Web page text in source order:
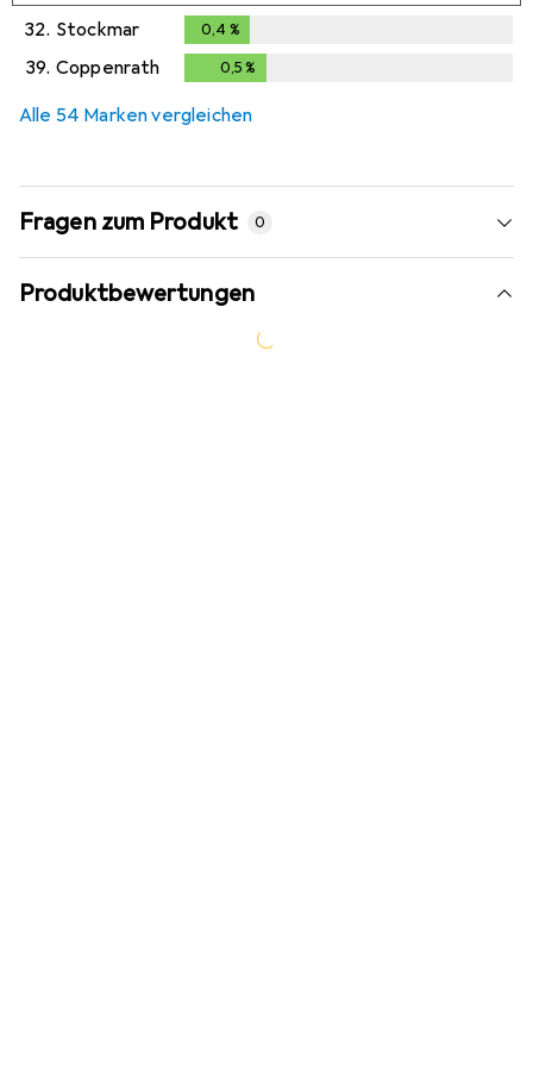
32. Stockmar 0,4 %
39. Coppenrath 0,5 %
Alle 54 Marken vergleichen
Fragen zum Produkt 0
Produktbewertungen